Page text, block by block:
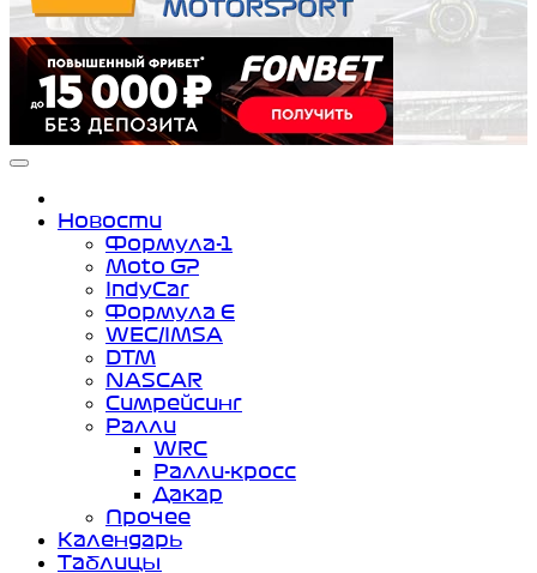
QUEEN-OF-MOTORSPORT.COM
Аналитика, статистика, трансляции Формулы-1 (Ф2/Ф3/F1
Academy), Формулы Е, Moto GP, DTM, IndyCar, NASCAR,
WRC (Dakar, WRX), WEC, IMSA и других гоночных серий
Новости
Формула-1
Moto GP
IndyCar
Формула Е
WEC/IMSA
DTM
NASCAR
Симрейсинг
Ралли
WRC
Ралли-кросс
Дакар
Прочее
Календарь
Таблицы